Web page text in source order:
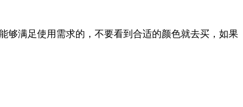
够满足使用需求的，不要看到合适的颜色就去买，如果